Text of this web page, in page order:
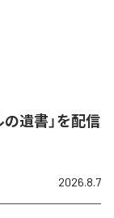
遺書」を配信
2026.8.7